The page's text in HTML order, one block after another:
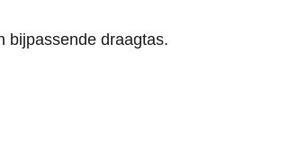
bijpassende draagtas.